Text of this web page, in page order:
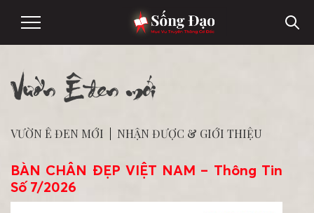
Vườn Ê đen mới
VƯỜN Ê ĐEN MỚI NHẬN ĐƯỢC & GIỚI THIỆU
BÀN CHÂN ĐẸP VIỆT NAM – Thông Tin
Số 7/2026